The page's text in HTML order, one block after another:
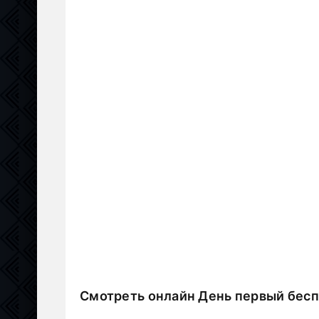
Смотреть онлайн День первый